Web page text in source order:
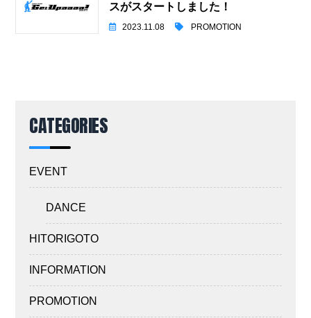
スがスタートしました！
2023.11.08 PROMOTION
CATEGORIES
EVENT
DANCE
HITORIGOTO
INFORMATION
PROMOTION